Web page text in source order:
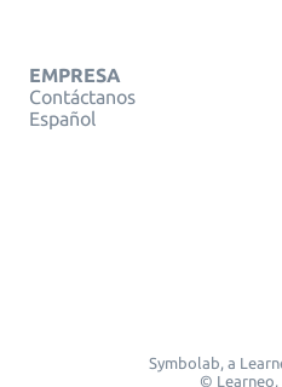
EMPRESA
Contáctanos
Español
Symbolab, a
© Learneo,